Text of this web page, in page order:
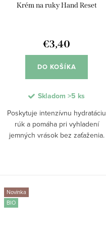
Krém na ruky Hand Reset
€3,40
DO KOŠÍKA
Skladom >5 ks
Poskytuje intenzívnu hydratáciu
rúk a pomáha pri vyhladení
jemných vrások bez zaťaženia.
Novinka
BIO